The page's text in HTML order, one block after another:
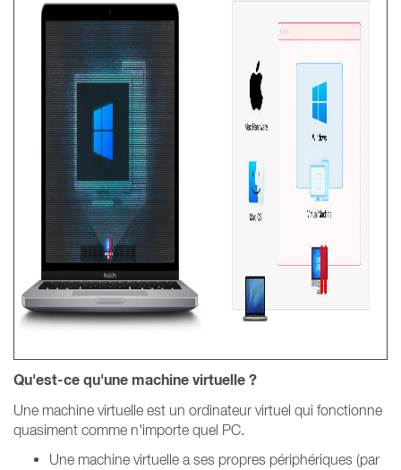
Qu'est-ce qu'une machine virtuelle ?
Une machine virtuelle est un ordinateur virtuel qui fonctionne
quasiment comme n'importe quel PC.
Une machine virtuelle a ses propres périphériques (par